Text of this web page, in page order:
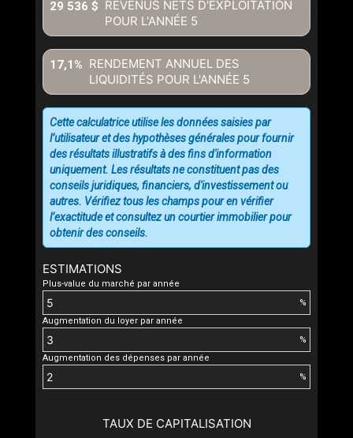
REVENUS NETS D'EXPLOITATION
POUR L'ANNÉE 5
29 536 $
RENDEMENT ANNUEL DES
LIQUIDITÉS POUR L'ANNÉE 5
17,1%
ESTIMATIONS
Plus-value du marché par année
%
Augmentation du loyer par année
%
Augmentation des dépenses par année
%
Cette calculatrice utilise les données saisies par
l’utilisateur et des hypothèses générales pour fournir
des résultats illustratifs à des fins d'information
uniquement. Les résultats ne constituent pas des
conseils juridiques, financiers, d'investissement ou
autres. Vérifiez tous les champs pour en vérifier
l’exactitude et consultez un courtier immobilier pour
obtenir des conseils.
TAUX DE CAPITALISATION